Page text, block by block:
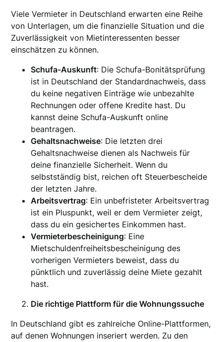
Viele Vermieter in Deutschland erwarten eine Reihe
von Unterlagen, um die finanzielle Situation und die
Zuverlässigkeit von Mietinteressenten besser
einschätzen zu können.
Schufa-Auskunft: Die Schufa-Bonitätsprüfung
ist in Deutschland der Standardnachweis, dass
du keine negativen Einträge wie unbezahlte
Rechnungen oder offene Kredite hast. Du
kannst deine Schufa-Auskunft online
beantragen.
Gehaltsnachweise: Die letzten drei
Gehaltsnachweise dienen als Nachweis für
deine finanzielle Sicherheit. Wenn du
selbstständig bist, reichen oft Steuerbescheide
der letzten Jahre.
Arbeitsvertrag: Ein unbefristeter Arbeitsvertrag
ist ein Pluspunkt, weil er dem Vermieter zeigt,
dass du ein gesichertes Einkommen hast.
Vermieterbescheinigung: Eine
Mietschuldenfreiheitsbescheinigung des
vorherigen Vermieters beweist, dass du
pünktlich und zuverlässig deine Miete gezahlt
hast.
Die richtige Plattform für die Wohnungssuche
In Deutschland gibt es zahlreiche Online-Plattformen,
auf denen Wohnungen inseriert werden. Zu den